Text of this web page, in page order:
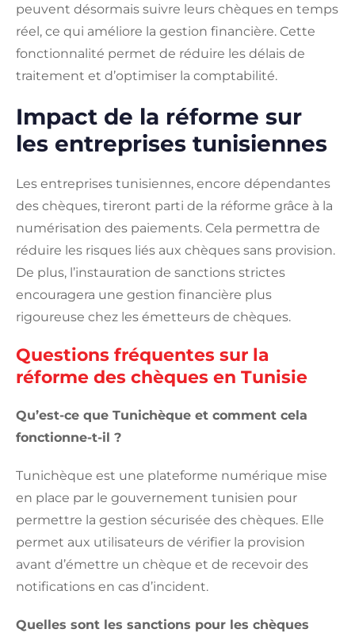
peuvent désormais suivre leurs chèques en temps
réel, ce qui améliore la gestion financière. Cette
fonctionnalité permet de réduire les délais de
traitement et d’optimiser la comptabilité.
Impact de la réforme sur
les entreprises tunisiennes
Les entreprises tunisiennes, encore dépendantes
des chèques, tireront parti de la réforme grâce à la
numérisation des paiements. Cela permettra de
réduire les risques liés aux chèques sans provision.
De plus, l’instauration de sanctions strictes
encouragera une gestion financière plus
rigoureuse chez les émetteurs de chèques.
Questions fréquentes sur la
réforme des chèques en Tunisie
Qu’est-ce que Tunichèque et comment cela
fonctionne-t-il ?
Tunichèque est une plateforme numérique mise
en place par le gouvernement tunisien pour
permettre la gestion sécurisée des chèques. Elle
permet aux utilisateurs de vérifier la provision
avant d’émettre un chèque et de recevoir des
notifications en cas d’incident.
Quelles sont les sanctions pour les chèques